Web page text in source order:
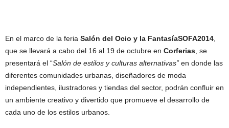
En el marco de la feria Salón del Ocio y la FantasíaSOFA2014
que se llevará a cabo del 16 al 19 de octubre en Corferias , se
presentará el “Salón de estilos y culturas alternativas” en donde las
diferentes comunidades urbanas, diseñadores de moda
independientes, ilustradores y tiendas del sector, podrán confluir en
un ambiente creativo y divertido que promueve el desarrollo de
cada uno de los estilos urbanos.